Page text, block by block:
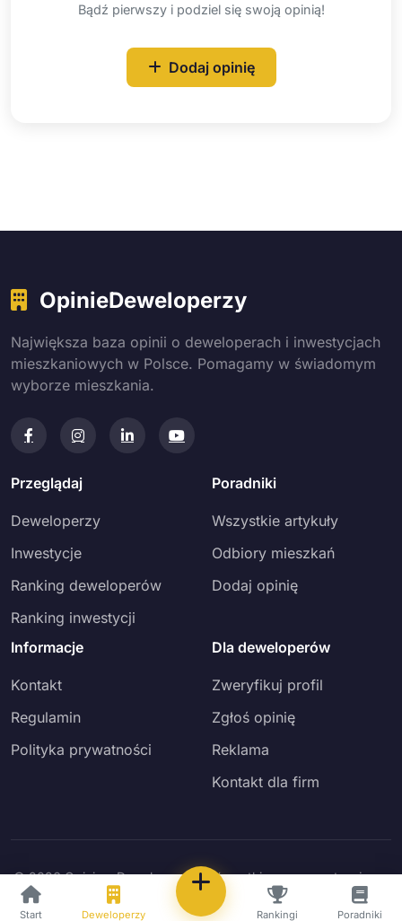
Bądź pierwszy i podziel się swoją opinią!
Dodaj opinię
OpinieDeweloperzy
Największa baza opinii o deweloperach i inwestycjach
mieszkaniowych w Polsce. Pomagamy w świadomym
wyborze mieszkania.
Przeglądaj
Deweloperzy
Inwestycje
Ranking deweloperów
Ranking inwestycji
Poradniki
Wszystkie artykuły
Odbiory mieszkań
Dodaj opinię
Informacje
Kontakt
Regulamin
Polityka prywatności
Dla deweloperów
Zweryfikuj profil
Zgłoś opinię
Reklama
Kontakt dla firm
© 2026 Opinie o Deweloperach. Wszystkie prawa zastrzeżone.
Powered by MG HOLDING - 7777 International
Start Deweloperzy Rankingi Poradniki